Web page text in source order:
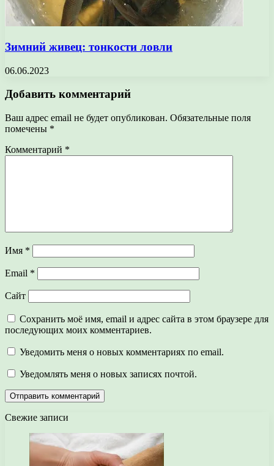
Зимний живец: тонкости ловли
06.06.2023
Добавить комментарий
Ваш адрес email не будет опубликован. Обязательные поля
помечены *
Комментарий *
Имя *
Email *
Сайт
Сохранить моё имя, email и адрес сайта в этом браузере для
последующих моих комментариев.
Уведомить меня о новых комментариях по email.
Уведомлять меня о новых записях почтой.
Свежие записи